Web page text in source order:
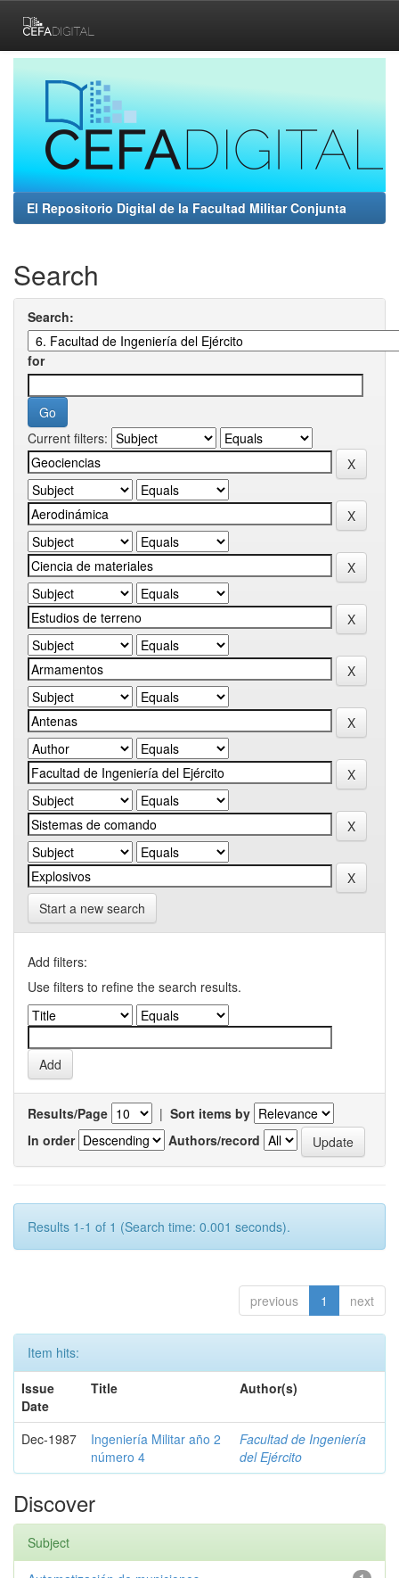
navigation
El Repositorio Digital de la Facultad Militar Conjunta
Search
Search:
for
Current filters:
Start a new search
Add filters:
Use filters to refine the search results.
Results/Page | Sort items by
In order
Authors/record
Results 1-1 of 1 (Search time: 0.001 seconds).
previous 1 next
Item hits:
Issue
Date
Title Author(s)
Dec-1987
Ingeniería Militar año 2
número 4
Facultad de Ingeniería
del Ejército
Discover
Subject